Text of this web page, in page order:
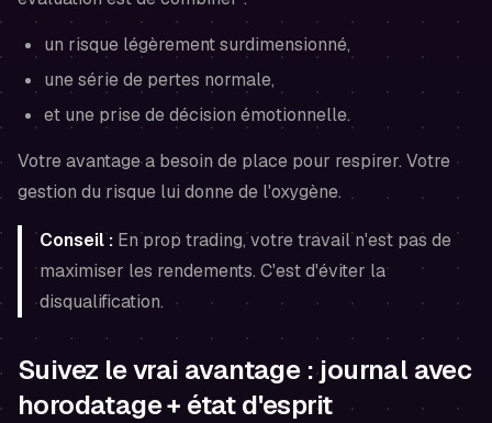
un risque légèrement surdimensionné,
une série de pertes normale,
et une prise de décision émotionnelle.
Votre avantage a besoin de place pour respirer. Votre
gestion du risque lui donne de l'oxygène.
Conseil : En prop trading, votre travail n'est pas de
maximiser les rendements. C'est d'éviter la
disqualification.
Suivez le vrai avantage : journal avec
horodatage + état d'esprit